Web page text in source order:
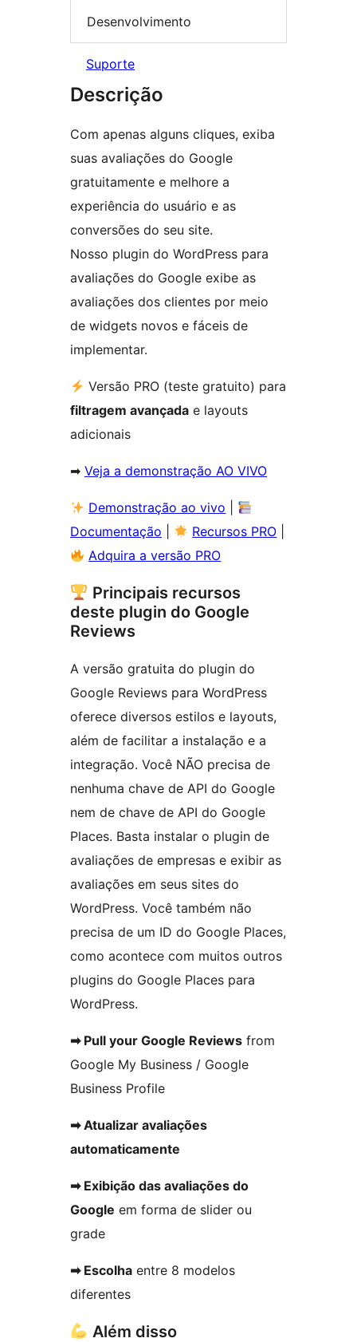
Desenvolvimento
Suporte
Descrição
Com apenas alguns cliques, exiba
suas avaliações do Google
gratuitamente e melhore a
experiência do usuário e as
conversões do seu site.
Nosso plugin do WordPress para
avaliações do Google exibe as
avaliações dos clientes por meio
de widgets novos e fáceis de
implementar.
Versão PRO (teste gratuito) para
filtragem avançada e layouts
adicionais
➡ Veja a demonstração AO VIVO
Demonstração ao vivo
Documentação
Recursos PRO
Adquira a versão PRO
Principais recursos
deste plugin do Google
Reviews
A versão gratuita do plugin do
Google Reviews para WordPress
oferece diversos estilos e layouts,
além de facilitar a instalação e a
integração. Você NÃO precisa de
nenhuma chave de API do Google
nem de chave de API do Google
Places. Basta instalar o plugin de
avaliações de empresas e exibir as
avaliações em seus sites do
WordPress. Você também não
precisa de um ID do Google Places,
como acontece com muitos outros
plugins do Google Places para
WordPress.
➡ Pull your Google Reviews from
Google My Business / Google
Business Profile
➡ Atualizar avaliações
automaticamente
➡ Exibição das avaliações do
Google em forma de slider ou
grade
➡ Escolha entre 8 modelos
diferentes
Além disso